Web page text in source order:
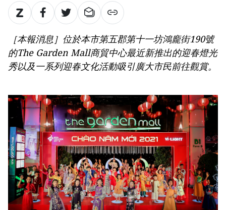
［本報消息］位於本市第五郡第十一坊鴻龐街190號
的The Garden Mall商貿中心最近新推出的迎春燈光
秀以及一系列迎春文化活動吸引廣大市民前往觀賞。